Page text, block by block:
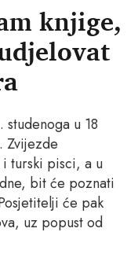
knjige,
studenoga u 18
Zvijezde
turski pisci, a u
bit će poznati
će pak
uz popust od